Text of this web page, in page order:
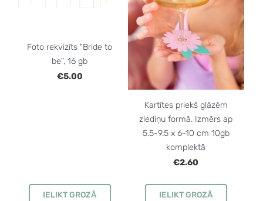
Foto rekvizīts "Bride to
be", 16 gb
€5.00
IELIKT GROZĀ
Kartītes priekš glāzēm
ziediņu formā. Izmērs ap
5.5-9.5 x 6-10 cm 10gb
komplektā
€2.60
IELIKT GROZĀ